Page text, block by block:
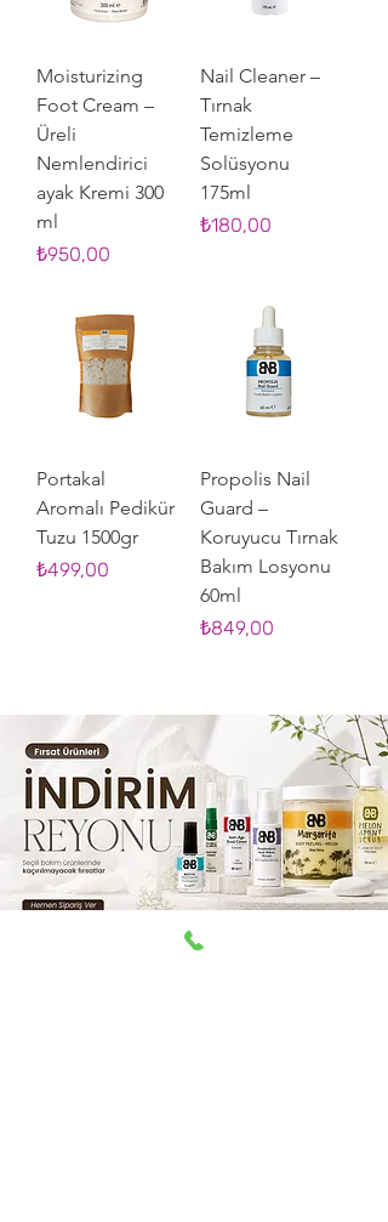
Moisturizing
Foot Cream –
Üreli
Nemlendirici
ayak Kremi 300
ml
Fiyat
₺950,00
Nail Cleaner –
Tırnak
Temizleme
Solüsyonu
175ml
Fiyat
₺180,00
Portakal
Aromalı Pedikür
Tuzu 1500gr
Fiyat
₺499,00
Propolis Nail
Guard –
Koruyucu Tırnak
Bakım Losyonu
60ml
Fiyat
₺849,00